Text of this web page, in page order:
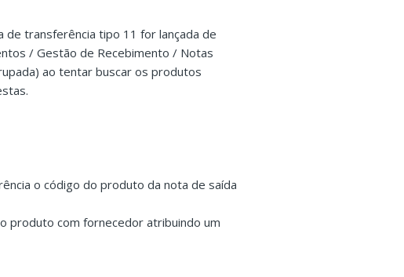
de transferência tipo 11 for lançada de
/ Gestão de Recebimento / Notas
ao tentar buscar os produtos
o código do produto da nota de saída
produto com fornecedor atribuindo um